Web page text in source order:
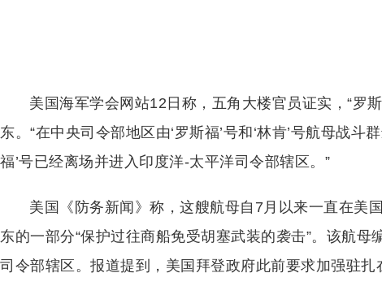
美国海军学会网站12日称，五角大楼官员证实，“罗
东。“在中央司令部地区由‘罗斯福’号和‘林肯’号航母战斗
福’号已经离场并进入印度洋-太平洋司令部辖区。”
美国《防务新闻》称，这艘航母自7月以来一直在美
东的一部分“保护过往商船免受胡塞武装的袭击”。该航
司令部辖区。报道提到，美国拜登政府此前要求加强驻